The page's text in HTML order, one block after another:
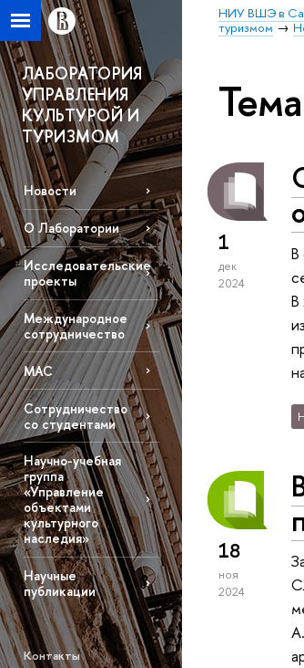
НИУ ВШЭ в
туризмом
ЛАБОРАТОРИЯ
УПРАВЛЕНИЯ
КУЛЬТУРОЙ И
ТУРИЗМОМ
Новости
О Лаборатории
Исследовательские
проекты
Международное
сотрудничество
МАС
Сотрудничество
со студентами
Научно-учебная
группа
«Управление
объектами
культурного
наследия»
Научные
публикации
Контакты
1
дек
2024
В
В
18
ноя
2024